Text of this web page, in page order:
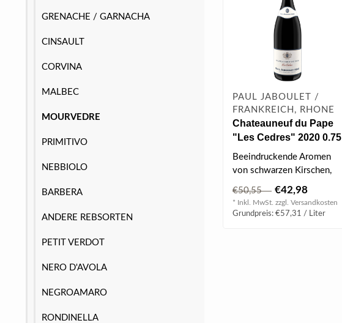
GRENACHE / GARNACHA
CINSAULT
CORVINA
MALBEC
MOURVEDRE
PRIMITIVO
NEBBIOLO
BARBERA
ANDERE REBSORTEN
PETIT VERDOT
NERO D'AVOLA
NEGROAMARO
RONDINELLA
PAUL JABOULET /
FRANKREICH, RHONE
Chateauneuf du Pape
"Les Cedres" 2020 0.75
l
Beeindruckende Aromen
von schwarzen Kirschen,
Espresso un..
€50,55 €42,98
* Inkl. MwSt. zzgl. Versandkosten
Grundpreis: €57,31 / Liter